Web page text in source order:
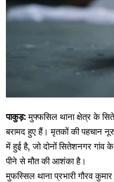
पाकुड़:मुफ्फसिल थाना क्षेत्र के
बरामद हुए हैं। मृतकों की पहचान
में हुई है, जो दोनों सितेशनगर गांव
पीने से मौत की आशंका है।
मुफस्सिल थाना प्रभारी गौरव